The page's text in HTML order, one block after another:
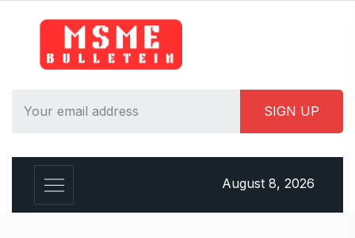
August 8, 2026